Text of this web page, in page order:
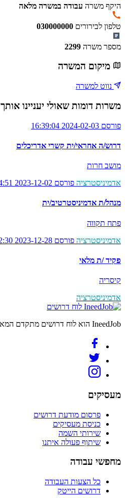
היקף משרה עבודה במשרה מלאה
טלפון לבירורים 030000000
מספר משרה 2299
מיקום המשרה
נווט למשרה
משרות דומות שאולי יעניינו אותך
פורסם 2024-02-03 16:39:04
דרוש/ה אחראי/ית קשרי אדריכלים
מושב חרות
אדמיניסטרציה פורסם 2023-12-02 17:54:51
מנהל/ת אדמיניסטרטיב/ית
פתח תקווה
אדמיניסטרציה פורסם 2023-12-28 12:32:30
פקיד /ת מלאי
קיסריה
אדמיניסטרציה
לוח דרושים
IneedJob הוא לוח דרושים מתקדם המאפשר חיפוש הצעות עבודה בקלות. מצאו את הקריירה החדשה שלכם היום.
מעסיקים
פרסום מודעת דרושים
כניסת מעסיקים
שירותי השמה
שיתוף פעולה איתנו
מחפשי עבודה
כל הצעות העבודה
דרושים הייטק